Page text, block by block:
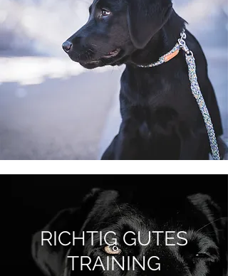
RICHTIG GUTES
TRAINING